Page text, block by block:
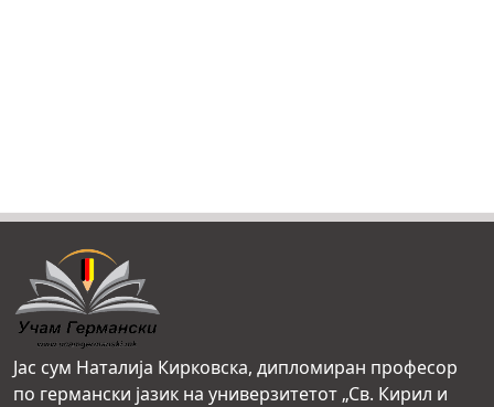
Јас сум Наталија Кирковска, дипломиран професор
по германски јазик на универзитетот „Св. Кирил и